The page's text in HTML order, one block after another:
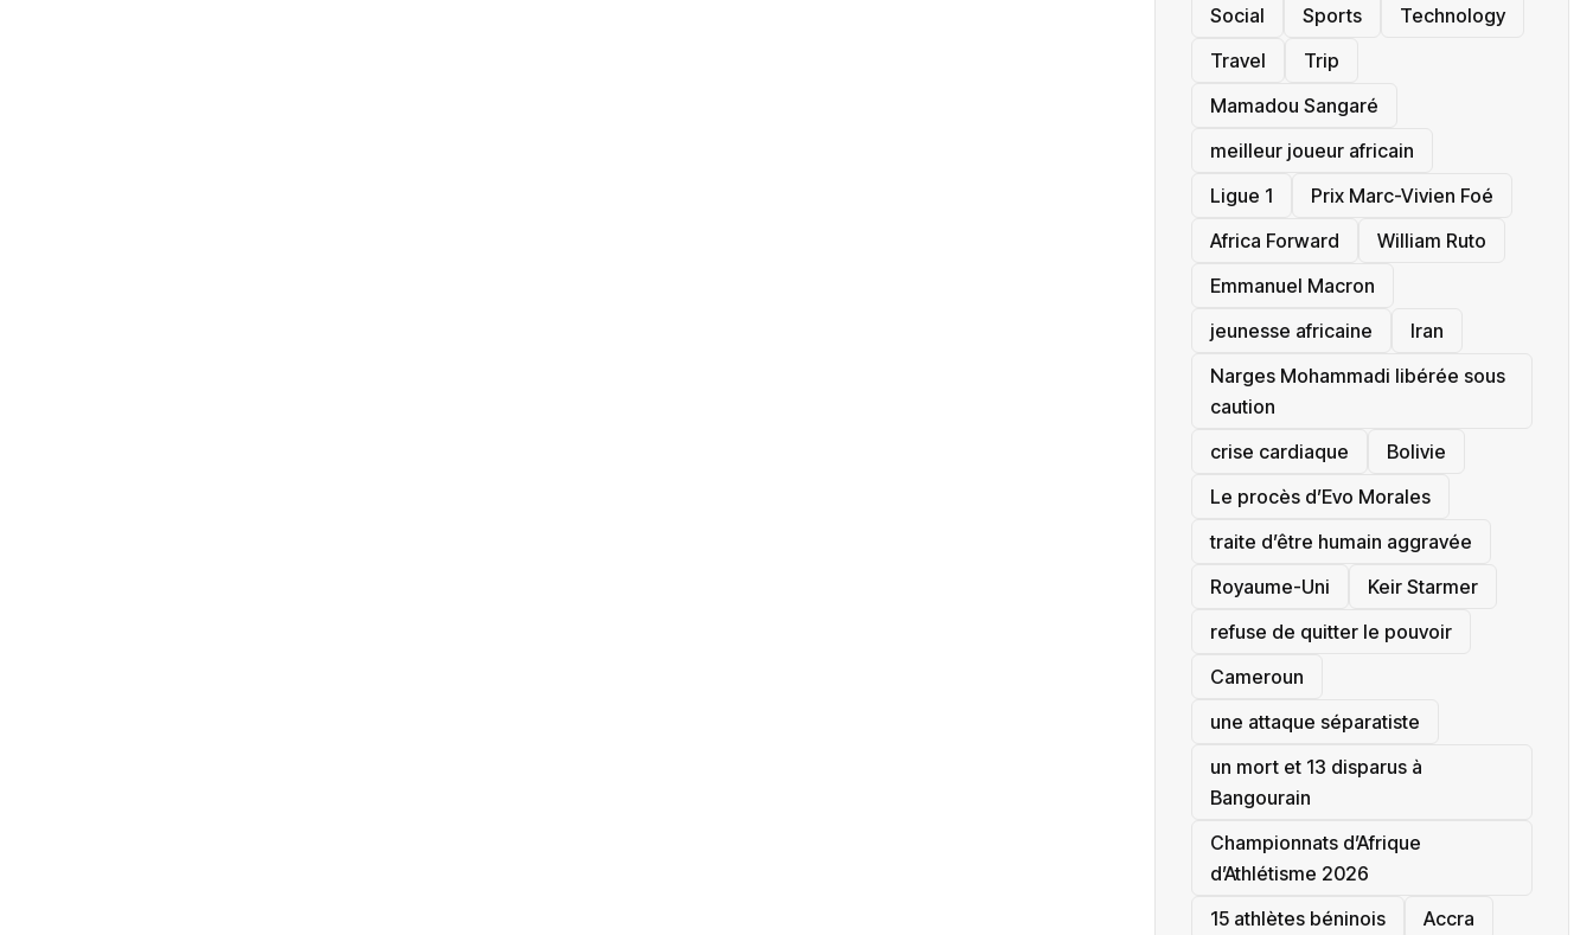
Social
Sports
Technology
Travel
Trip
Mamadou Sangaré
meilleur joueur africain
Ligue 1
Prix Marc-Vivien Foé
‎Africa Forward
William Ruto
Emmanuel Macron
jeunesse africaine
‎Iran
Narges Mohammadi libérée sous
caution
crise cardiaque
‎Bolivie
Le procès d’Evo Morales
traite d’être humain aggravée
‎Royaume-Uni
Keir Starmer
refuse de quitter le pouvoir
‎Cameroun
une attaque séparatiste
un mort et 13 disparus à
Bangourain
‎Championnats d’Afrique
d’Athlétisme 2026
15 athlètes béninois
Accra